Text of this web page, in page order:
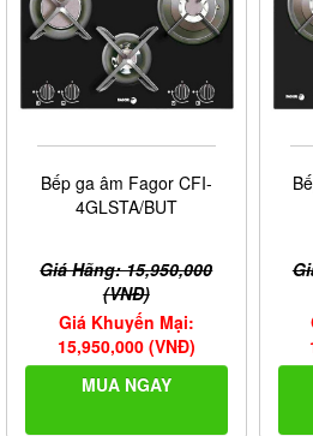
Bếp ga âm Fagor CFI-
4GLSTA/BUT
Giá Hãng: 15,950,000
(VNĐ)
Giá Khuyến Mại:
15,950,000 (VNĐ)
MUA NGAY